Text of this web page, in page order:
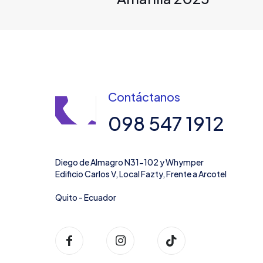
Contáctanos
098 547 1912
Diego de Almagro N31-102 y Whymper
Edificio Carlos V, Local Fazty, Frente a Arcotel
Quito - Ecuador